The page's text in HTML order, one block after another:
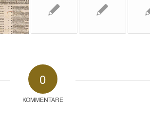
0
KOMMENTARE